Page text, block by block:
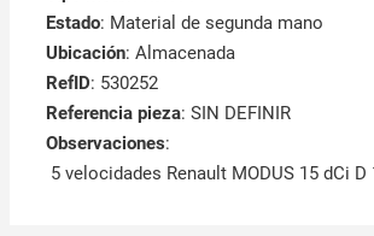
Estado: Material de segunda mano
Ubicación: Almacenada
RefID: 530252
Referencia pieza: SIN DEFINIR
Observaciones:
5 velocidades Renault MODUS 15 dCi D